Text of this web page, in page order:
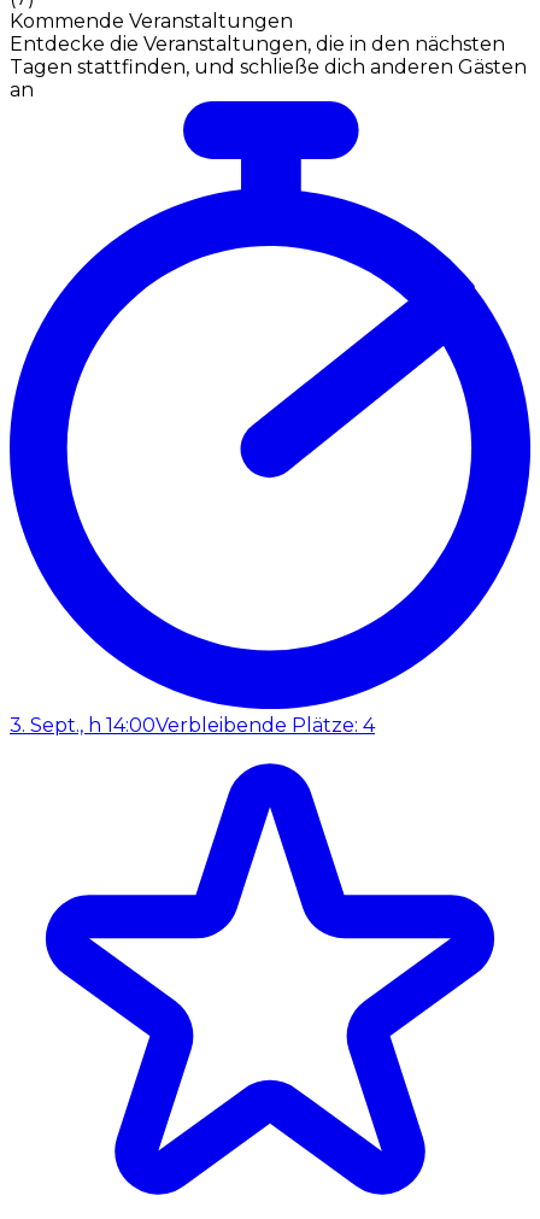
Kommende Veranstaltungen
Entdecke die Veranstaltungen, die in den nächsten
Tagen stattfinden, und schließe dich anderen Gästen
an
3. Sept., h 14:00Verbleibende Plätze: 4